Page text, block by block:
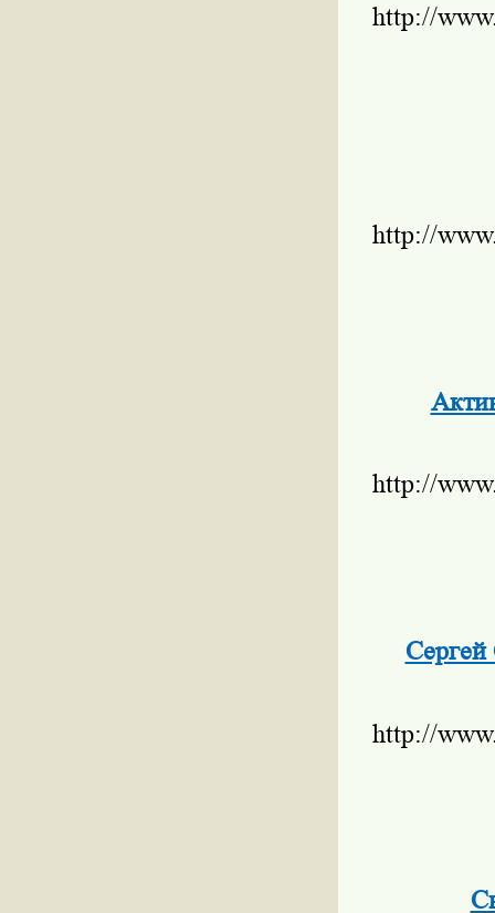
http://
http://
http://
Сергей
http://